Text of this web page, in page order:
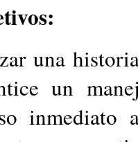
una
un